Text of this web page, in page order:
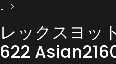
ックスヨッ